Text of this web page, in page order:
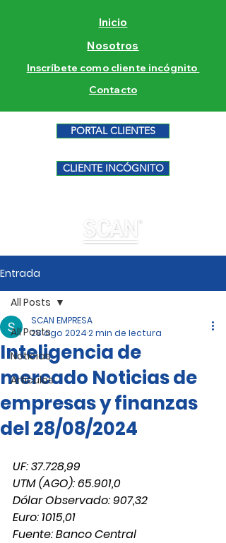
Inicio
Nosotros
Inscríbete como cliente incógnito
Contacto
PORTAL CLIENTES
CLIENTE INCÓGNITO
Entrada
All Posts
Noticias
Artículos
All Posts
Inteligencia de
mercado Noticias de
empresas y finanzas
del 28/08/2024
SCAN EMPRESA
28 ago 20242 min de lectura
UF: 37.728,99
UTM (AGO): 65.901,0
Dólar Observado: 907,32
Euro: 1015,01
Fuente: Banco Central